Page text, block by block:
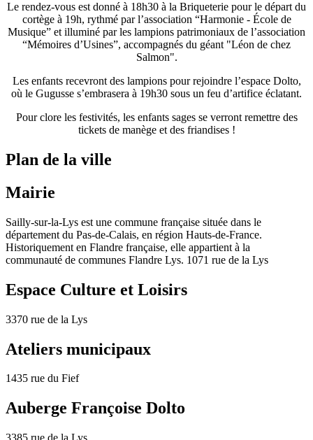
Le rendez-vous est donné à 18h30 à la Briqueterie pour le départ du
cortège à 19h, rythmé par l’association “Harmonie - École de
Musique” et illuminé par les lampions patrimoniaux de l’association
“Mémoires d’Usines”, accompagnés du géant "Léon de chez
Salmon".
Les enfants recevront des lampions pour rejoindre l’espace Dolto,
où le Gugusse s’embrasera à 19h30 sous un feu d’artifice éclatant.
Pour clore les festivités, les enfants sages se verront remettre des
tickets de manège et des friandises!
Plan de la ville
Mairie
Sailly-sur-la-Lys est une commune française située dans le
département du Pas-de-Calais, en région Hauts-de-France.
Historiquement en Flandre française, elle appartient à la
communauté de communes Flandre Lys. 1071 rue de la Lys
Espace Culture et Loisirs
3370 rue de la Lys
Ateliers municipaux
1435 rue du Fief
Auberge Françoise Dolto